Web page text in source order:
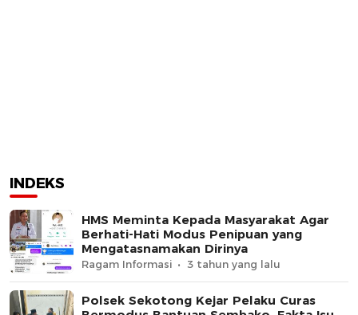
INDEKS
HMS Meminta Kepada Masyarakat Agar
Berhati-Hati Modus Penipuan yang
Mengatasnamakan Dirinya
Ragam Informasi 3 tahun yang lalu
Polsek Sekotong Kejar Pelaku Curas